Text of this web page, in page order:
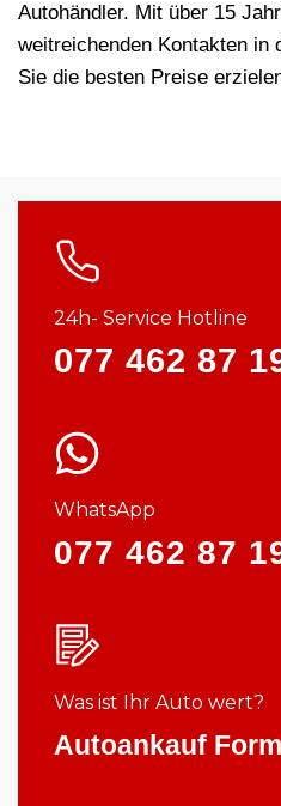
Autohändler. Mit über 15
weitreichenden Kontakten in
Sie die besten Preise
24h- Service Hotline
077 462 87
WhatsApp
077 462 87
Was ist Ihr Auto wert?
Autoankauf